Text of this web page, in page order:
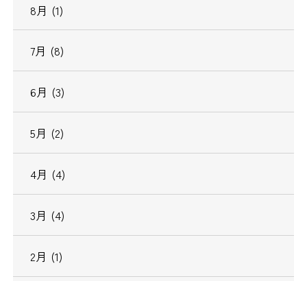
8月 (1)
7月 (8)
6月 (3)
5月 (2)
4月 (4)
3月 (4)
2月 (1)